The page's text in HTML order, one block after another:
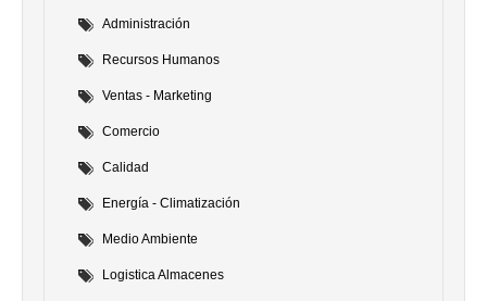
Administración
Recursos Humanos
Ventas - Marketing
Comercio
Calidad
Energía - Climatización
Medio Ambiente
Logistica Almacenes